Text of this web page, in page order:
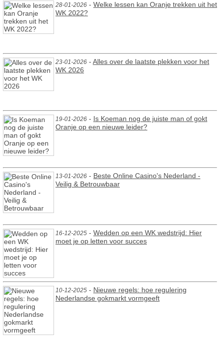
28-01-2026 - Welke lessen kan Oranje trekken uit het
WK 2022?
23-01-2026 - Alles over de laatste plekken voor het
WK 2026
19-01-2026 - Is Koeman nog de juiste man of gokt
Oranje op een nieuwe leider?
13-01-2026 - Beste Online Casino's Nederland -
Veilig & Betrouwbaar
16-12-2025 - Wedden op een WK wedstrijd: Hier
moet je op letten voor succes
10-12-2025 - Nieuwe regels: hoe regulering
Nederlandse gokmarkt vormgeeft